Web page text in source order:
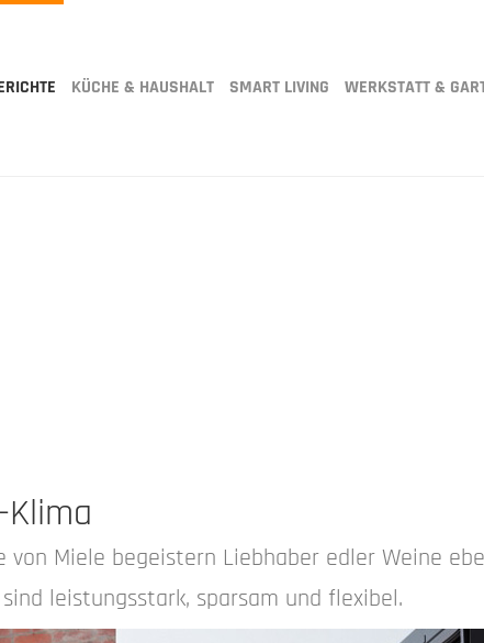
KÜCHE & HAUSHALT SMART LIVING WERKSTATT &
Miele begeistern Liebhaber edler Weine
leistungsstark, sparsam und flexibel.